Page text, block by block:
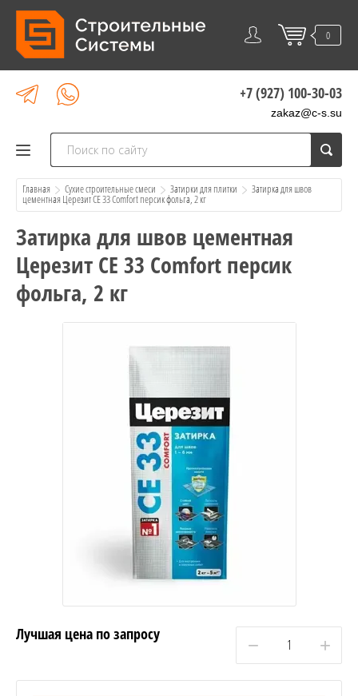
0
+7 (927) 100-30-03
zakaz@c-s.su
Главная Сухие строительные смеси Затирки для плитки
  Затирка для швов
цементная Церезит CE 33 Comfort персик фольга, 2 кг
Затирка для швов цементная
Церезит CE 33 Comfort персик
фольга, 2 кг
Лучшая цена по запросу
− +